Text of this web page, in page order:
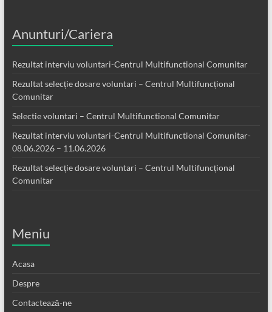
Anunturi/Cariera
Rezultat interviu voluntari-Centrul Multifunctional Comunitar
Rezultat selecție dosare voluntari – Centrul Multifuncțional
Comunitar
Selectie voluntari – Centrul Multifunctional Comunitar
Rezultat interviu voluntari-Centrul Multifunctional Comunitar-
08.06.2026 – 11.06.2026
Rezultat selecție dosare voluntari – Centrul Multifuncțional
Comunitar
Meniu
Acasa
Despre
Contactează-ne